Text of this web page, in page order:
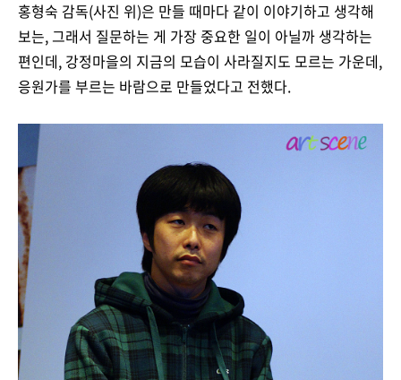
홍형숙 감독(사진 위)은 만들 때마다 같이 이야기하고 생각해
보는, 그래서 질문하는 게 가장 중요한 일이 아닐까 생각하는
편인데, 강정마을의 지금의 모습이 사라질지도 모르는 가운데,
응원가를 부르는 바람으로 만들었다고 전했다.